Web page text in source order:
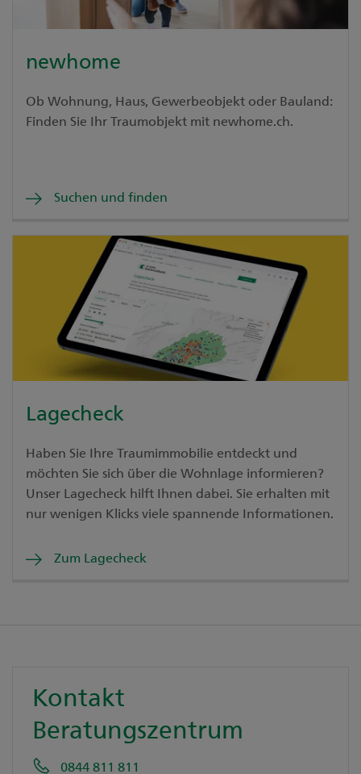
newhome
Ob Wohnung, Haus, Gewerbeobjekt oder Bauland:
Finden Sie Ihr Traumobjekt mit newhome.ch.
Suchen und finden
Lagecheck
Haben Sie Ihre Traumimmobilie entdeckt und
möchten Sie sich über die Wohnlage informieren?
Unser Lagecheck hilft Ihnen dabei. Sie erhalten mit
nur wenigen Klicks viele spannende Informationen.
Zum Lagecheck
Kontakt
Beratungszentrum
0844 811 811